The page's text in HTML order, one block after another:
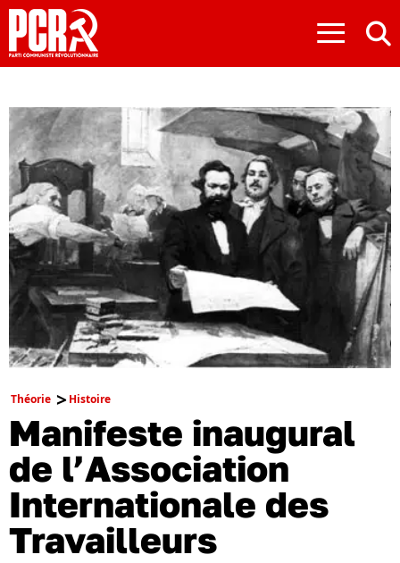
≡
Théorie Histoire
Manifeste inaugural
de l’Association
Internationale des
Travailleurs